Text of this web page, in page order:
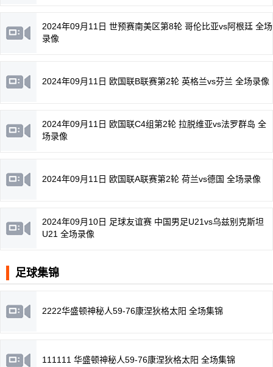
2024年09月11日 世预赛南美区第8轮 哥伦比亚vs阿根廷 全场
录像
2024年09月11日 欧国联B联赛第2轮 英格兰vs芬兰 全场录像
2024年09月11日 欧国联C4组第2轮 拉脱维亚vs法罗群岛 全
场录像
2024年09月11日 欧国联A联赛第2轮 荷兰vs德国 全场录像
2024年09月10日 足球友谊赛 中国男足U21vs乌兹别克斯坦
U21 全场录像
足球集锦
2222华盛顿神秘人59-76康涅狄格太阳 全场集锦
111111 华盛顿神秘人59-76康涅狄格太阳 全场集锦